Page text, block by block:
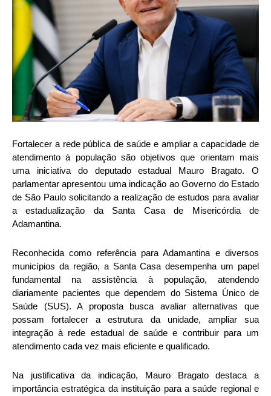
Fortalecer a rede pública de saúde e ampliar a capacidade de
atendimento à população são objetivos que orientam mais
uma iniciativa do deputado estadual Mauro Bragato. O
parlamentar apresentou uma indicação ao Governo do Estado
de São Paulo solicitando a realização de estudos para avaliar
a estadualização da Santa Casa de Misericórdia de
Adamantina.
Reconhecida como referência para Adamantina e diversos
municípios da região, a Santa Casa desempenha um papel
fundamental na assistência à população, atendendo
diariamente pacientes que dependem do Sistema Único de
Saúde (SUS). A proposta busca avaliar alternativas que
possam fortalecer a estrutura da unidade, ampliar sua
integração à rede estadual de saúde e contribuir para um
atendimento cada vez mais eficiente e qualificado.
Na justificativa da indicação, Mauro Bragato destaca a
importância estratégica da instituição para a saúde regional e